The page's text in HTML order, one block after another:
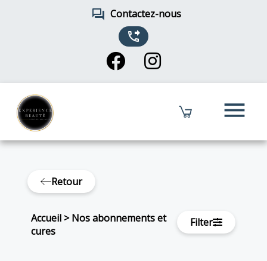
forum Contactez-nous
phone_forwarded
menu
Retour
Accueil >Nos abonnements et
cures
Filter